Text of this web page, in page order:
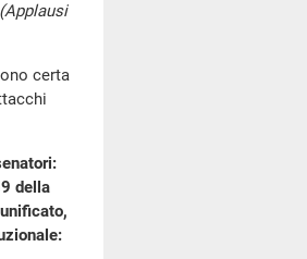
(Applausi
certa
della